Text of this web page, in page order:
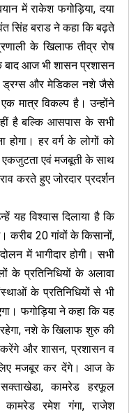
में राकेश फगोड़िया, दया
सिंह बराड ने कहा कि बढ़ते
के खिलाफ तीव्र रोष
बाद आज भी शासन प्रशासन
ड्रग्स और मेडिकल नशे जैसे
मात्र विकल्प है। उन्होंने
है बल्कि आसपास के सभी
होगा। हर वर्ग के लोगों को
एकजुटता एवं मजबूती के साथ
करते हुए जोरदार प्रदर्शन
यह विश्वास दिलाया है कि
करीब 20 गांवों के किसानों,
में भागीदार होगी। सभी
के प्रतिनिधियों के अलावा
के प्रतिनिधियों से भी
फगोड़िया ने कहा कि यह
रहेगा, नशे के खिलाफ शुरु की
और शासन, प्रशासन व
लिए मजबूर कर देंगे। आज के
कामरेड हरफूल
कामरेड रमेश गंगा, राजेश